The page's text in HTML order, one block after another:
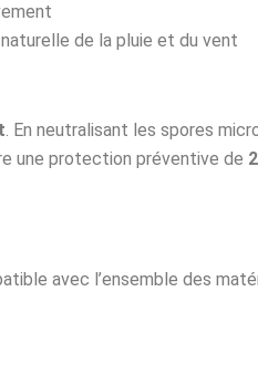
de la pluie et du vent
. En neutralisant les spores
une protection préventive de
avec l’ensemble des